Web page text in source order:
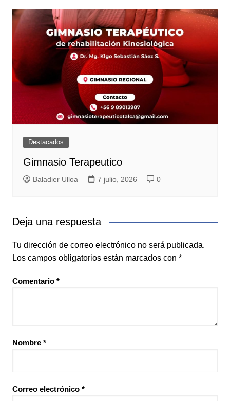
Destacados
Gimnasio Terapeutico
Baladier Ulloa 7 julio, 2026 0
Deja una respuesta
Tu dirección de correo electrónico no será publicada.
Los campos obligatorios están marcados con *
Comentario *
Nombre *
Correo electrónico *